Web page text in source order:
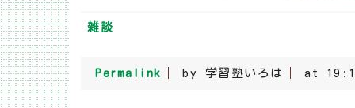
雑談
Permalink by 学習塾いろは at